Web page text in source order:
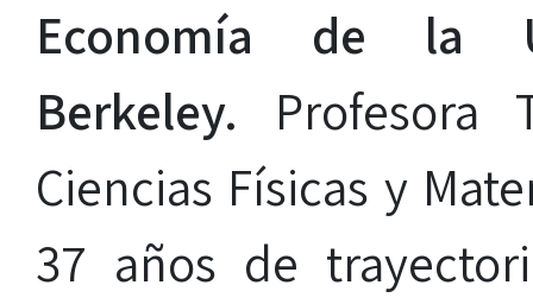
Economía de la
Berkeley.
Ciencias Físicas y
37 años de